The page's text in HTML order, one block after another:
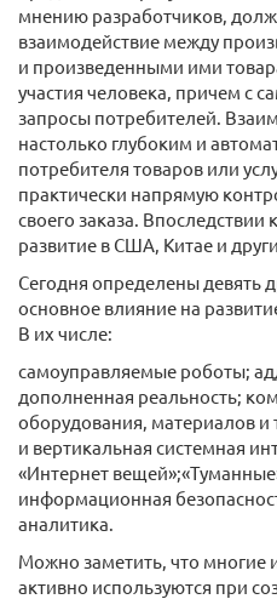
мнению разработчиков,
взаимодействие между
и произведенными ими
участия человека, причем с
запросы потребителей.
настолько глубоким и
потребителя товаров или
практически напрямую
своего заказа.
развитие в США, Китае и
Сегодня определены девять
основное влияние на
В их числе:
самоуправляемые роботы;
дополненная реальность;
оборудования, материалов и
и вертикальная системная
«Интернет
информационная
аналитика.
Можно заметить, что многие
активно используются при